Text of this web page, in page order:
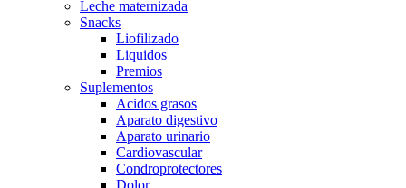
Leche maternizada
Snacks
Liofilizado
Liquidos
Premios
Suplementos
Acidos grasos
Aparato digestivo
Aparato urinario
Cardiovascular
Condroprotectores
Dolor